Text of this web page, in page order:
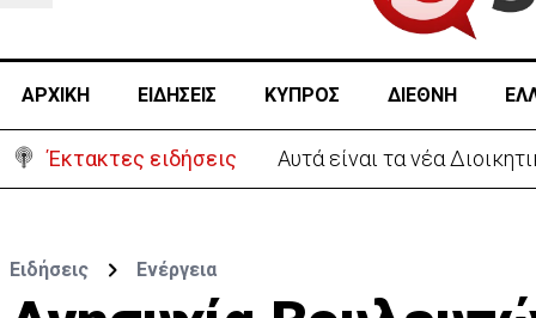
ΑΡΧΙΚΗ ΕΙΔΗΣΕΙΣ ΚΥΠΡΟΣ ΔΙΕΘΝΗ
Έκτακτες ειδήσεις Αυτά είναι τα νέα
Ειδήσεις Ενέργεια